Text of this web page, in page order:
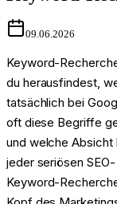
09.06.2026
Keyword-
du herausfindest,
tatsächlich bei
oft diese Begriffe
und welche Absicht
jeder seriösen
Keyword-